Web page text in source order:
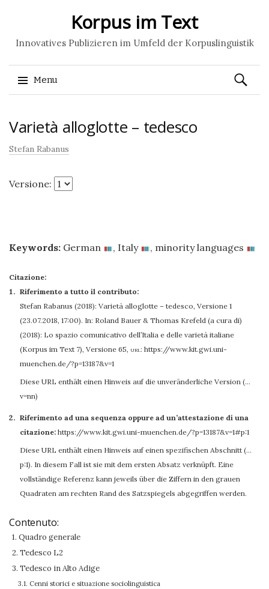
Korpus im Text
Innovatives Publizieren im Umfeld der Korpuslinguistik
Menu
to
Ricerca
per:
Varietà alloglotte – tedesco
Stefan Rabanus
Versione:
Keywords: German , Italy , minority languages
Citazione:
Riferimento a tutto il contributo:
Stefan Rabanus (2018): Varietà alloglotte – tedesco, Versione 1
(23.07.2018, 17:00). In: Roland Bauer & Thomas Krefeld (a cura di)
(2018): Lo spazio comunicativo dell’Italia e delle varietà italiane
(Korpus im Text 7), Versione 65, url: https://www.kit.gwi.uni-
muenchen.de/?p=13187&v=1
Diese URL enthält einen Hinweis auf die unveränderliche Version (…
v=nn)
Riferimento ad una sequenza oppure ad un’attestazione di una
citazione: https://www.kit.gwi.uni-muenchen.de/?p=13187&v=1#p:1
Diese URL enthält einen Hinweis auf einen spezifischen Abschnitt (…
p:1). In diesem Fall ist sie mit dem ersten Absatz verknüpft. Eine
vollständige Referenz kann jeweils über die Ziffern in den grauen
Quadraten am rechten Rand des Satzspiegels abgegriffen werden.
Contenuto:
1. Quadro generale
2. Tedesco L2
3. Tedesco in Alto Adige
3.1. Cenni storici e situazione sociolinguistica